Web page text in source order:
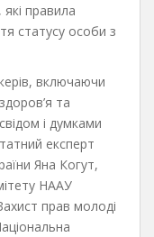
правила
статусу особи з
включаючи
та
і думками
експерт
Яна Когут,
НААУ
прав молоді